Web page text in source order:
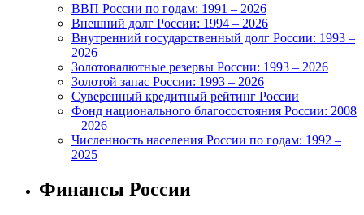
ВВП России по годам: 1991 – 2026
Внешний долг России: 1994 – 2026
Внутренний государственный долг России: 1993 –
2026
Золотовалютные резервы России: 1993 – 2026
Золотой запас России: 1993 – 2026
Суверенный кредитный рейтинг России
Фонд национального благосостояния России: 2008
– 2026
Численность населения России по годам: 1992 –
2025
Финансы России